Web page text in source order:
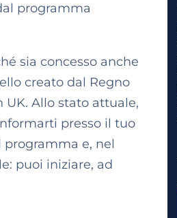
programma
sia concesso anche
creato dal Regno
UK. Allo stato attuale,
presso il tuo
e, nel
puoi iniziare, ad